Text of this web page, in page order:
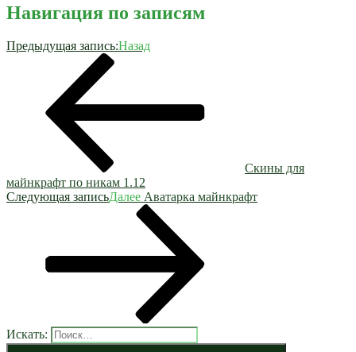
Навигация по записям
Предыдущая запись:Назад
Скины для
майнкрафт по никам 1.12
Следующая записьДалее Аватарка майнкрафт
Искать: